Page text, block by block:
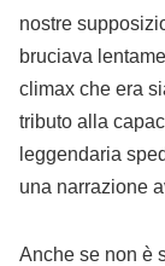
nostre
bruciava
climax che era
tributo alla
leggendaria
una narrazione
Anche se non è